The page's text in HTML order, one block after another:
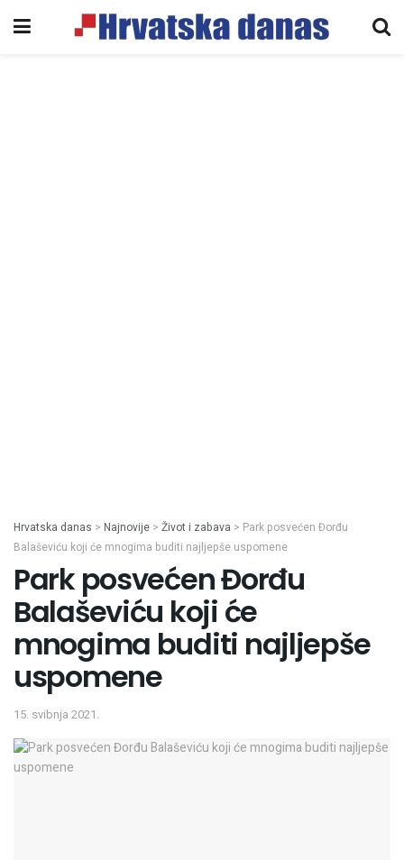
Hrvatska danas > Najnovije > Život i zabava > Park posvećen Đorđu
Balaševiću koji će mnogima buditi najljepše uspomene
Park posvećen Đorđu
Balaševiću koji će
mnogima buditi najljepše
uspomene
15. svibnja 2021.